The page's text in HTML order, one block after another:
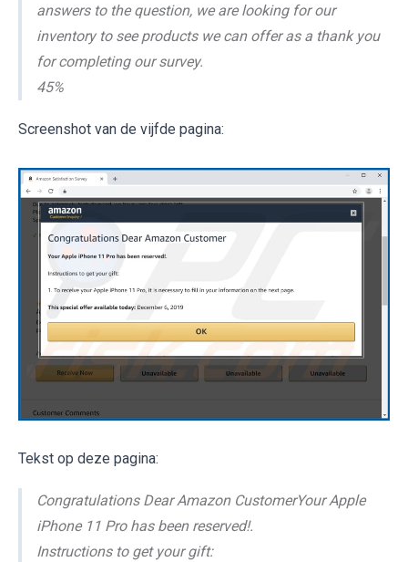
answers to the question, we are looking for our
inventory to see products we can offer as a thank you
for completing our survey.
45%
Screenshot van de vijfde pagina:
Tekst op deze pagina:
Congratulations Dear Amazon CustomerYour Apple
iPhone 11 Pro has been reserved!.
Instructions to get your gift: